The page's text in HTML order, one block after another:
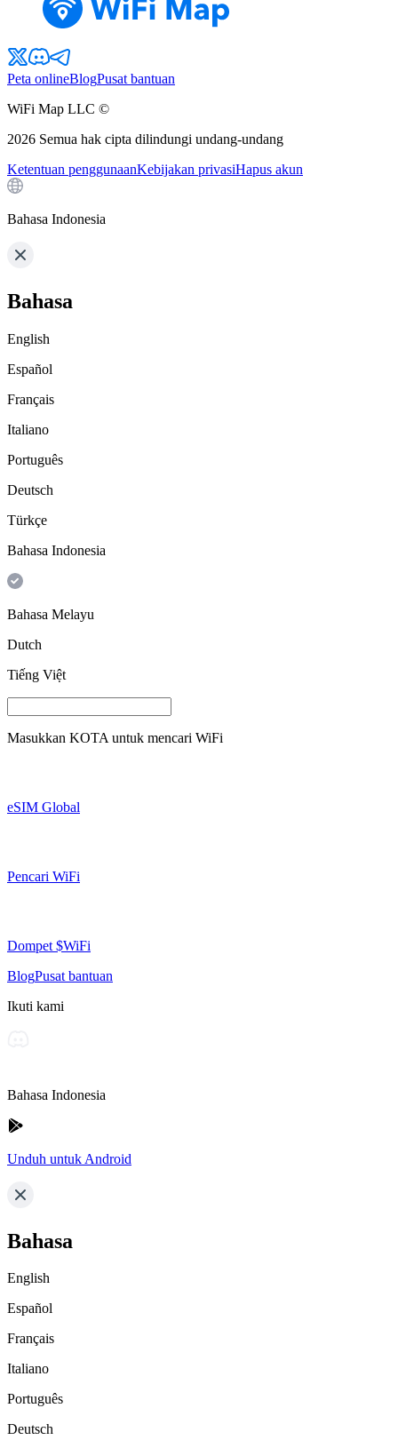
Peta onlineBlogPusat bantuan
WiFi Map LLC ©
2026 Semua hak cipta dilindungi undang-undang
Ketentuan penggunaanKebijakan privasiHapus akun
Bahasa Indonesia
Bahasa
English
Español
Français
Italiano
Português
Deutsch
Türkçe
Bahasa Indonesia
Bahasa Melayu
Dutch
Tiếng Việt
Masukkan KOTA untuk mencari WiFi
eSIM Global
Pencari WiFi
Dompet $WiFi
BlogPusat bantuan
Ikuti kami
Bahasa Indonesia
Unduh untuk Android
Bahasa
English
Español
Français
Italiano
Português
Deutsch